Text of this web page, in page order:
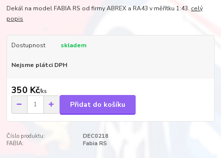
Dekál na model FABIA RS od firmy ABREX a RA43 v měřítku 1:43. celý
popis
Dostupnost skladem
Nejsme plátci DPH
350 Kč/ks
Přidat do košíku
Číslo produktu:
DEC0218
FABIA:
Fabia RS